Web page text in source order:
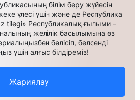
білім беру жүйесін
үлесі үшін және де Республика
tilegi» Республикалық ғылыми –
желілік басылымына өз
бөлісіп, белсенді
үшін алғыс білдіреміз!
Жариялау